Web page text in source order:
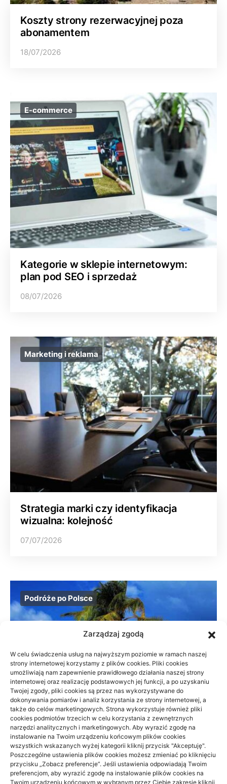
Zarządzaj zgodą
W celu świadczenia usług na najwyższym poziomie w ramach naszej
strony internetowej korzystamy z plików cookies. Pliki cookies
umożliwiają nam zapewnienie prawidłowego działania naszej strony
internetowej oraz realizację podstawowych jej funkcji, a po uzyskaniu
Twojej zgody, pliki cookies są przez nas wykorzystywane do
dokonywania pomiarów i analiz korzystania ze strony internetowej, a
także do celów marketingowych. Strona wykorzystuje również pliki
cookies podmiotów trzecich w celu korzystania z zewnętrznych
narzędzi analitycznych i marketingowych. Aby wyrazić zgodę na
instalowanie na Twoim urządzeniu końcowym plików cookies
wszystkich wskazanych wyżej kategorii kliknij przycisk "Akceptuję".
Poszczególne ustawienia plików cookies możesz zmieniać po kliknięciu
przycisku „Zobacz preferencje”. Jeśli ustawienia odpowiadają Twoim
preferencjom, aby wyrazić zgodę na instalowanie plików cookies na
Twoim urządzeniu końcowym w wybranym przez Ciebie zakresie kliknij
Koszty strony rezerwacyjnej poza
abonamentem
18/07/2026
E-commerce
Kategorie w sklepie internetowym:
plan pod SEO i sprzedaż
08/07/2026
Marketing i reklama
Strategia marki czy identyfikacja
wizualna: kolejność
07/07/2026
Podróże po Polsce
Beskid Śląski: widokowe szlaki na 1
dzień — wybór trasy